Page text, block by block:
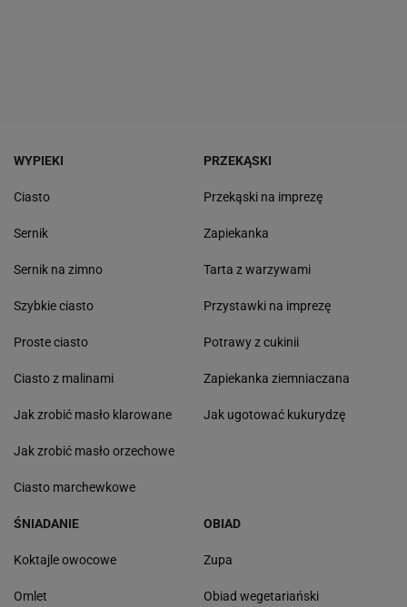
WYPIEKI
Ciasto
Sernik
Sernik na zimno
Szybkie ciasto
Proste ciasto
Ciasto z malinami
Jak zrobić masło klarowane
Jak zrobić masło orzechowe
Ciasto marchewkowe
PRZEKĄSKI
Przekąski na imprezę
Zapiekanka
Tarta z warzywami
Przystawki na imprezę
Potrawy z cukinii
Zapiekanka ziemniaczana
Jak ugotować kukurydzę
ŚNIADANIE
Koktajle owocowe
Omlet
OBIAD
Zupa
Obiad wegetariański